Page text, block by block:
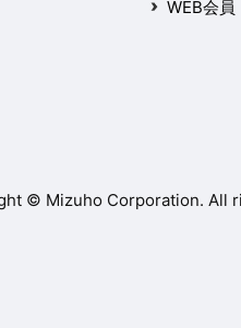
WEB会員
© Mizuho Corporation. All